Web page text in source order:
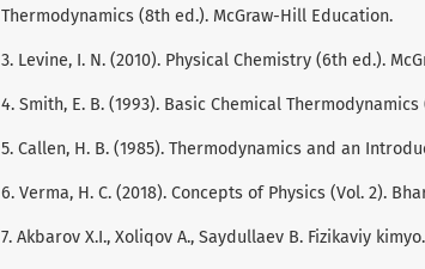
Thermodynamics (8th ed.). McGraw-Hill Education.
3. Levine, I. N. (2010). Physical Chemistry (6th ed.).
4. Smith, E. B. (1993). Basic Chemical
5. Callen, H. B. (1985). Thermodynamics and an
6. Verma, H. C. (2018). Concepts of Physics (Vol. 2).
7. Akbarov X.I., Xoliqov A., Saydullaev B. Fizikaviy